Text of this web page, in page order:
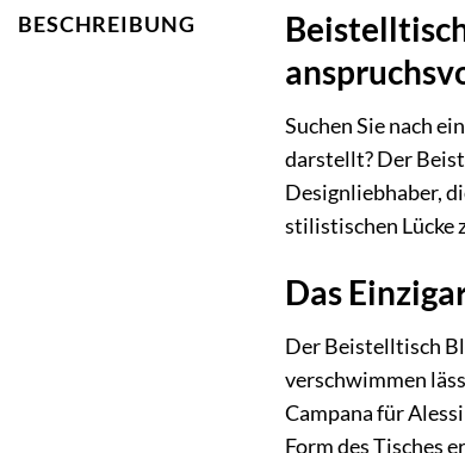
BESCHREIBUNG
Suchen Sie nach
darstellt? Der
Designliebhaber,
stilistischen Lücke
Das
Der Beistelltisch
verschwimmen
Campana für
Form des Tisches